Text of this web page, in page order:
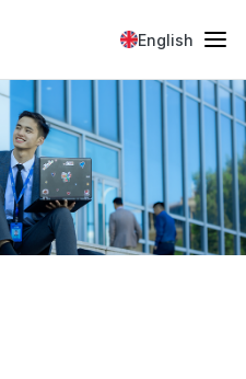
English